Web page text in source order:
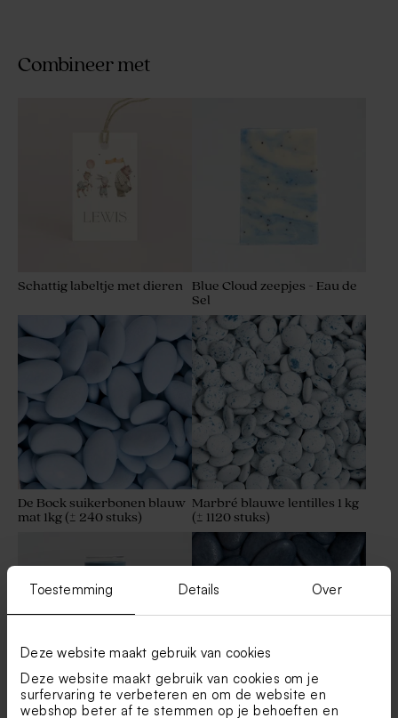
Toestemming Details Over
Deze website maakt gebruik van cookies
Deze website maakt gebruik van cookies om je
surfervaring te verbeteren en om de website en
webshop beter af te stemmen op je behoeften en
Label met naam in koperfolie
Roze geboortelabel met
naam en hartje in roséfolie
Chique label met folie en
naam
Eco look geboortelabeltje
met babynaam
Combineer met
Schattig labeltje met dieren
Blue Cloud zeepjes - Eau de
Sel
De Bock suikerbonen blauw
mat 1kg (± 240 stuks)
Marbré blauwe lentilles 1 kg
(± 1120 stuks)